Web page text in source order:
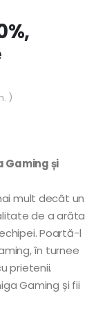
)
Gaming și
mult decât un
de a arăta
Poartă-l
în turnee
prietenii.
Gaming și fii